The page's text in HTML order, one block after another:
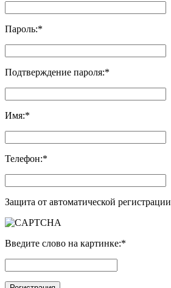
Пароль:*
Подтверждение пароля:*
Имя:*
Телефон:*
Защита от автоматической регистрации
Введите слово на картинке:*